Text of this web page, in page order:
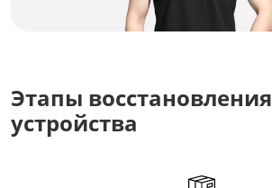
Этапы восстановления
устройства